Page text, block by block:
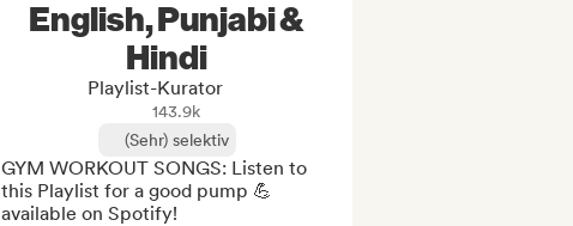
English, Punjabi &
Hindi
Playlist-Kurator
143.9k
(Sehr) selektiv
GYM WORKOUT SONGS: Listen to
this Playlist for a good pump 💪
available on Spotify!